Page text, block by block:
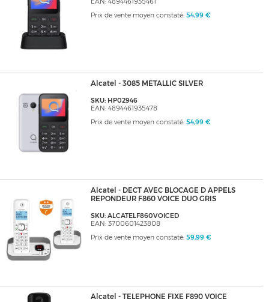
EAN: 4894461935461
Prix de vente moyen constaté: 54,99 €
Alcatel - 3085 METALLIC SILVER
SKU: HP02946
EAN: 4894461935478
Prix de vente moyen constaté: 54,99 €
Alcatel - DECT AVEC BLOCAGE D APPELS
REPONDEUR F860 VOICE DUO GRIS
SKU: ALCATELF860VOICED
EAN: 3700601423808
Prix de vente moyen constaté: 59,99 €
Alcatel - TELEPHONE FIXE F890 VOICE